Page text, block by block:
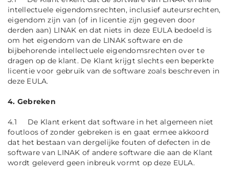
intellectuele eigendomsrechten, inclusief auteursrechten,
eigendom zijn van (of in licentie zijn gegeven door
derden aan) LINAK en dat niets in deze EULA bedoeld is
om het eigendom van de LINAK software en de
bijbehorende intellectuele eigendomsrechten over te
dragen op de klant. De Klant krijgt slechts een beperkte
licentie voor gebruik van de software zoals beschreven in
deze EULA.
4. Gebreken
4.1 De Klant erkent dat software in het algemeen niet
foutloos of zonder gebreken is en gaat ermee akkoord
dat het bestaan van dergelijke fouten of defecten in de
software van LINAK of andere software die aan de Klant
wordt geleverd geen inbreuk vormt op deze EULA.